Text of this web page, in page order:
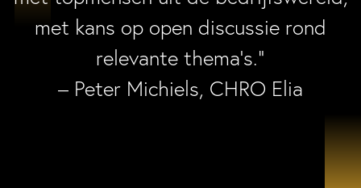
met kans op open discussie rond
relevante thema’s.”
– Peter Michiels, CHRO Elia